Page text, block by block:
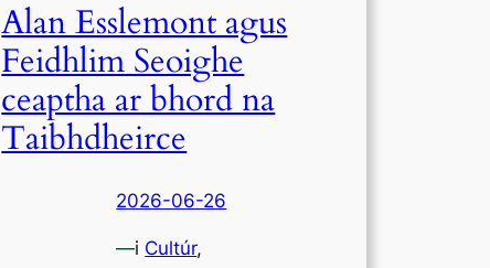
Alan Esslemont agus
Feidhlim Seoighe
ceaptha ar bhord na
Taibhdheirce
2026-06-26
—i Cultúr,